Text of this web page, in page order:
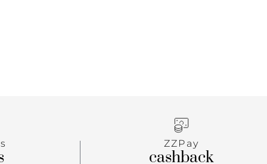
ZZPay
cashback